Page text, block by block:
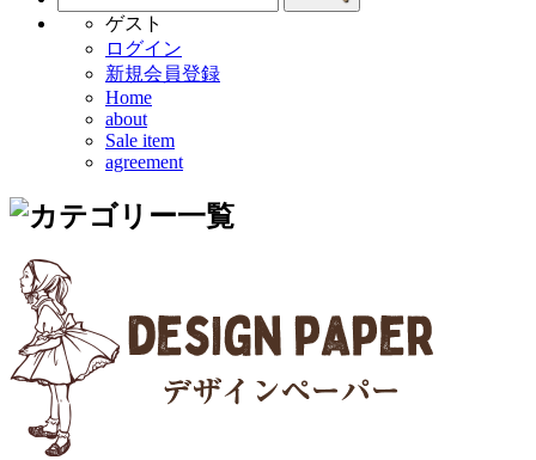
ゲスト
ログイン
新規会員登録
Home
about
Sale item
agreement